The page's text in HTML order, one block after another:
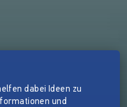
dabei Ideen zu
und